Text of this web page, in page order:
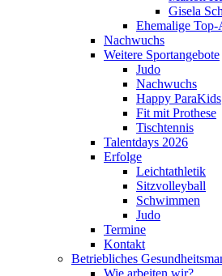
Gisela
Ehemalige Top-
Nachwuchs
Weitere Sportangebote
Judo
Nachwuchs
Happy ParaKids
Fit mit Prothese
Tischtennis
Talentdays 2026
Erfolge
Leichtathletik
Sitzvolleyball
Schwimmen
Judo
Termine
Kontakt
Betriebliches
Wie arbeiten wir?